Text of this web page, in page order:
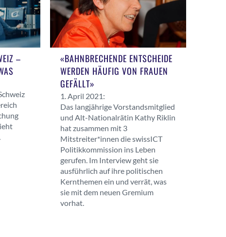
–
«BAHNBRECHENDE ENTSCHEIDE
WERDEN HÄUFIG VON FRAUEN
GEFÄLLT»
1. April 2021:
Das langjährige Vorstandsmitglied
und Alt-Nationalrätin Kathy Riklin
hat zusammen mit 3
Mitstreiter*innen die swissICT
Politikkommission ins Leben
gerufen. Im Interview geht sie
ausführlich auf ihre politischen
Kernthemen ein und verrät, was
sie mit dem neuen Gremium
vorhat.